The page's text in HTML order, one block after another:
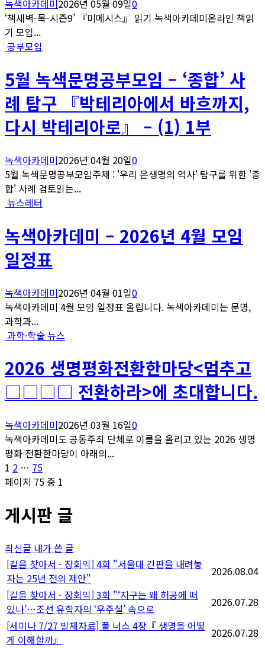
녹색아카데미 2026년 05월 09일0
‘책새벽-목-시즌9’ 『미메시스』 읽기 녹색아카데미온라인 책읽
기 모임...
공부모임
5월 녹색문명공부모임 – ‘종합’ 사
례 탐구 『박테리아에서 바흐까지,
다시 박테리아로』 – (1) 1부
녹색아카데미2026년 04월 20일0
5월 녹색문명공부모임주제 : '우리 온생명의 역사' 탐구를 위한 '종
합' 사례 검토읽는...
뉴스레터
녹색아카데미 – 2026년 4월 모임
일정표
녹색아카데미2026년 04월 01일0
녹색아카데미 4월 모임 일정표 올립니다. 녹색아카데미는 문명,
과학과...
과학·학술 뉴스
2026 생명평화전환한마당<멈추고
□□□□ 전환하라>에 초대합니다.
녹색아카데미2026년 03월 16일0
녹색아카데미도 공동주최 단체로 이름을 올리고 있는 2026 생명
평화 전환한마당이 아래의...
글
페
이
지
매
김
페
이
1 페
이
2 … 페
이
75
페이지 75 중 1
게시판 글
최신글 내가 쓴 글
[길을 찾아서 - 장회익] 4회 "서울대 간판을 내려놓
자는 25년 전의 제안"
2026.08.04
[길을 찾아서 - 장회익] 3회 "‘지구는 왜 허공에 떠
있나’…조선 유학자의 ‘우주설’ 속으로
2026.07.28
[세미나 7/27 발제자료] 폴 너스 4장『 생명을 어떻
게 이해할까』
2026.07.28